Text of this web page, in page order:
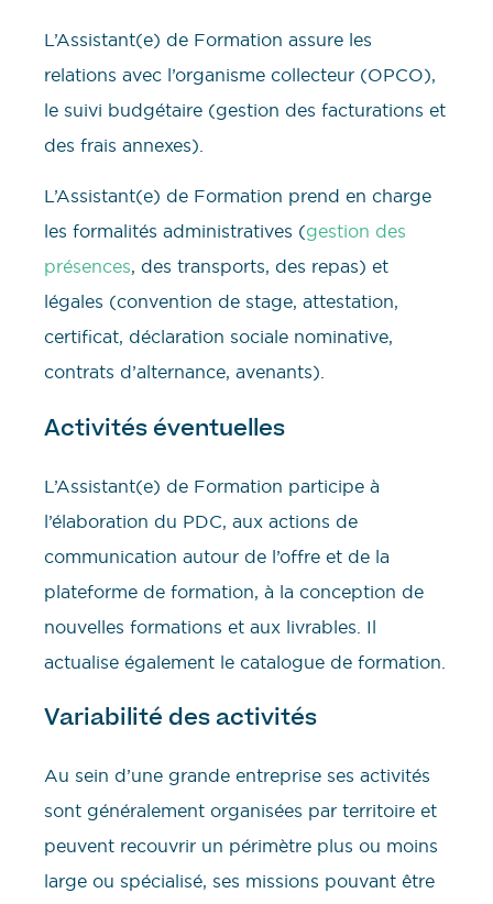
L’Assistant(e) de Formation assure les
relations avec l’organisme collecteur (OPCO),
le suivi budgétaire (gestion des facturations et
des frais annexes).
L’Assistant(e) de Formation prend en charge
les formalités administratives (gestion des
présences, des transports, des repas) et
légales (convention de stage, attestation,
certificat, déclaration sociale nominative,
contrats d’alternance, avenants).
Activités éventuelles
L’Assistant(e) de Formation participe à
l’élaboration du PDC, aux actions de
communication autour de l’offre et de la
plateforme de formation, à la conception de
nouvelles formations et aux livrables. Il
actualise également le catalogue de formation.
Variabilité des activités
Au sein d’une grande entreprise ses activités
sont généralement organisées par territoire et
peuvent recouvrir un périmètre plus ou moins
large ou spécialisé, ses missions pouvant être